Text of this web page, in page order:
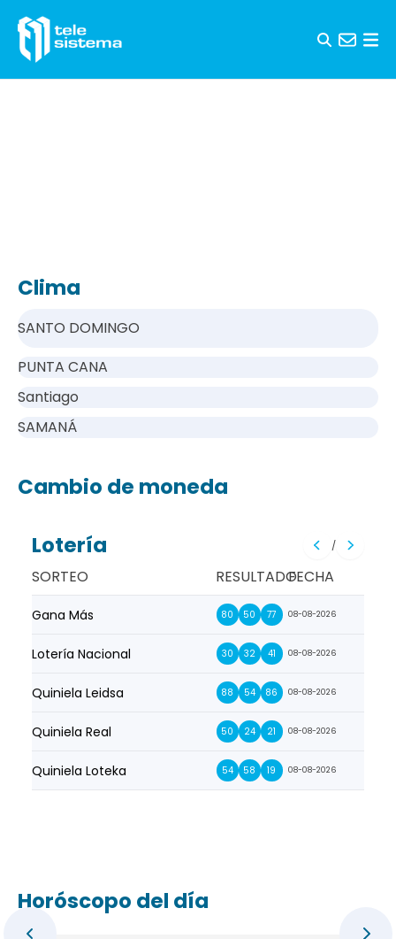
Clima
SANTO DOMINGO
PUNTA CANA
Santiago
SAMANÁ
Cambio de moneda
Lotería /
SORTEO RESULTADOFECHA
Gana Más 80 50 77 08-08-2026
Lotería Nacional 30 32 41 08-08-2026
Quiniela Leidsa 88 54 86 08-08-2026
Quiniela Real 50 24 21 08-08-2026
Quiniela Loteka 54 58 19 08-08-2026
Horóscopo del día